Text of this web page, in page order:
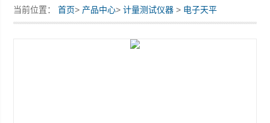
当前位置：首页> 产品中心>计量测试仪器 > 电子天平